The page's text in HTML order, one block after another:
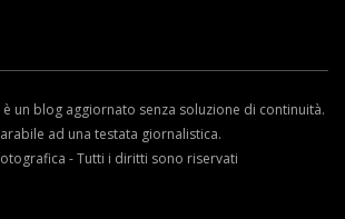
è un blog aggiornato senza soluzione di continuità.
ad una testata giornalistica.
- Tutti i diritti sono riservati